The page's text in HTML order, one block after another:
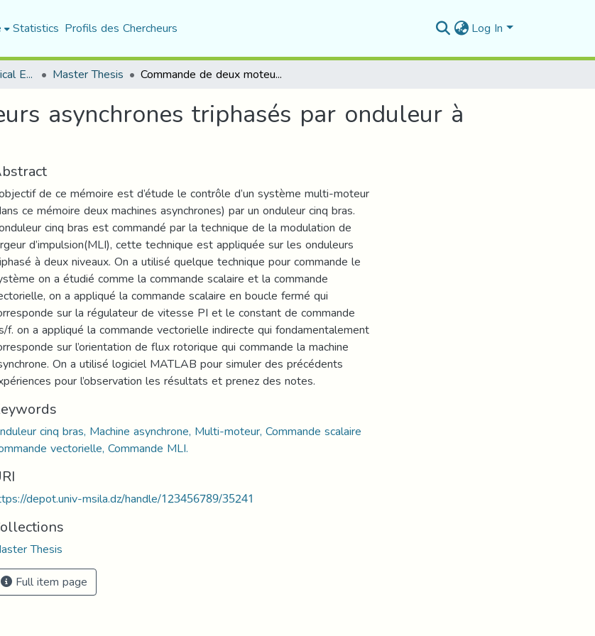
Statistics Profils des Chercheurs Log In
Department of Electrical Engineering Master Thesis Commande de deux moteurs asynchrones triphasés par onduleur à cinq bras
asynchrones triphasés par onduleur à
de ce mémoire est d’étude le contrôle d’un système multi-moteur
ce mémoire deux machines asynchrones) par un onduleur cinq bras.
cinq bras est commandé par la technique de la modulation de
d’impulsion(MLI), cette technique est appliquée sur les onduleurs
à deux niveaux. On a utilisé quelque technique pour commande le
on a étudié comme la commande scalaire et la commande
on a appliqué la commande scalaire en boucle fermé qui
sur la régulateur de vitesse PI et le constant de commande
f. on a appliqué la commande vectorielle indirecte qui fondamentalement
sur l’orientation de flux rotorique qui commande la machine
On a utilisé logiciel MATLAB pour simuler des précédents
pour l’observation les résultats et prenez des notes.
cinq bras, Machine asynchrone, Multi-moteur, Commande scalaire
vectorielle, Commande MLI.
depot.univ-msila.dz/handle/123456789/35241
Thesis
Full item page